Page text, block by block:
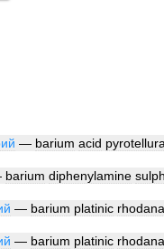
— barium acid
barium diphenylamine
— barium platinic
— barium platinic